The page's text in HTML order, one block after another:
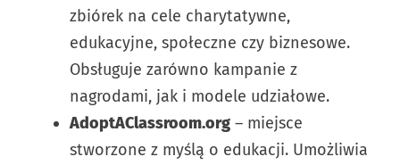
zbiórek na cele charytatywne,
edukacyjne, społeczne czy biznesowe.
Obsługuje zarówno kampanie z
nagrodami, jak i modele udziałowe.
AdoptAClassroom.org – miejsce
stworzone z myślą o edukacji. Umożliwia